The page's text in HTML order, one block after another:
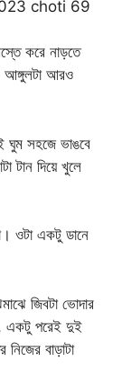
choti 69
করে নাড়তে
আঙ্গুলটা আরও
ঘুম সহজে ভাঙবে
টান দিয়ে খুলে
ওটা একটু ডানে
জিবটা ভোদার
একটু পরেই দুই
বাড়াটা